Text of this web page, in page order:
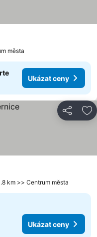
města
Ukázat ceny
Sdílet
km >> Centrum města
Ukázat ceny